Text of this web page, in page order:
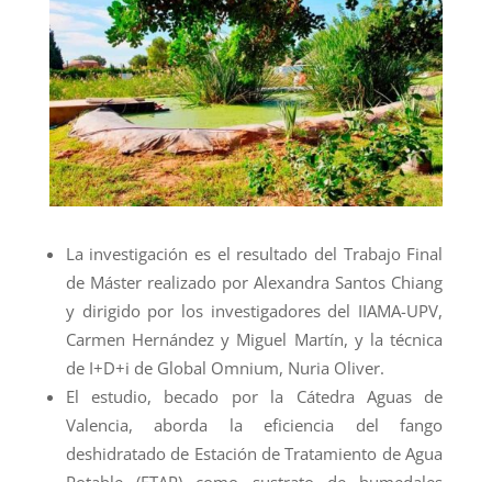
La investigación es el resultado del Trabajo Final
de Máster realizado por Alexandra Santos Chiang
y dirigido por los investigadores del IIAMA-UPV,
Carmen Hernández y Miguel Martín, y la técnica
de I+D+i de Global Omnium, Nuria Oliver.
El estudio, becado por la Cátedra Aguas de
Valencia, aborda la eficiencia del fango
deshidratado de Estación de Tratamiento de Agua